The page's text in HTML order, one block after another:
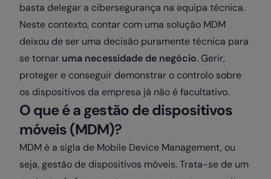
basta delegar a cibersegurança na equipa técnica.
Neste contexto, contar com uma solução MDM
deixou de ser uma decisão puramente técnica para
se tornar uma necessidade de negócio. Gerir,
proteger e conseguir demonstrar o controlo sobre
os dispositivos da empresa já não é facultativo.
O que é a gestão de dispositivos
móveis (MDM)?
MDM é a sigla de Mobile Device Management, ou
seja, gestão de dispositivos móveis. Trata-se de um